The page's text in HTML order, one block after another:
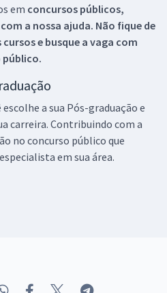
em concursos públicos,
com a nossa ajuda. Não fique de
e busque a vaga com
a sua Pós-graduação e
carreira. Contribuindo com a
no concurso público que
em sua área.